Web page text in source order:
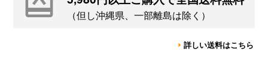
（但し沖縄県、一部離島は除く）
詳しい送料はこちら